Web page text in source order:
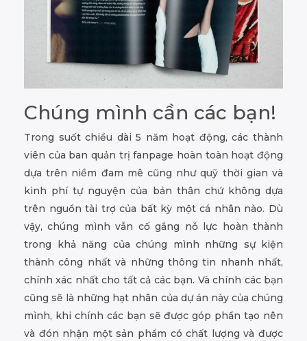
Chúng mình cần các bạn!
Trong suốt chiều dài 5 năm hoạt động, các thành
viên của ban quản trị fanpage hoàn toàn hoạt động
dựa trên niềm đam mê cũng như quỹ thời gian và
kinh phí tự nguyện của bản thân chứ không dựa
trên nguồn tài trợ của bất kỳ một cá nhân nào. Dù
vậy, chúng mình vẫn cố gắng nỗ lực hoàn thành
trong khả năng của chúng mình những sự kiện
thành công nhất và những thông tin nhanh nhất,
chính xác nhất cho tất cả các bạn. Và chính các bạn
cũng sẽ là những hạt nhân của dự án này của chúng
mình, khi chính các bạn sẽ được góp phần tạo nên
và đón nhận một sản phẩm có chất lượng và được